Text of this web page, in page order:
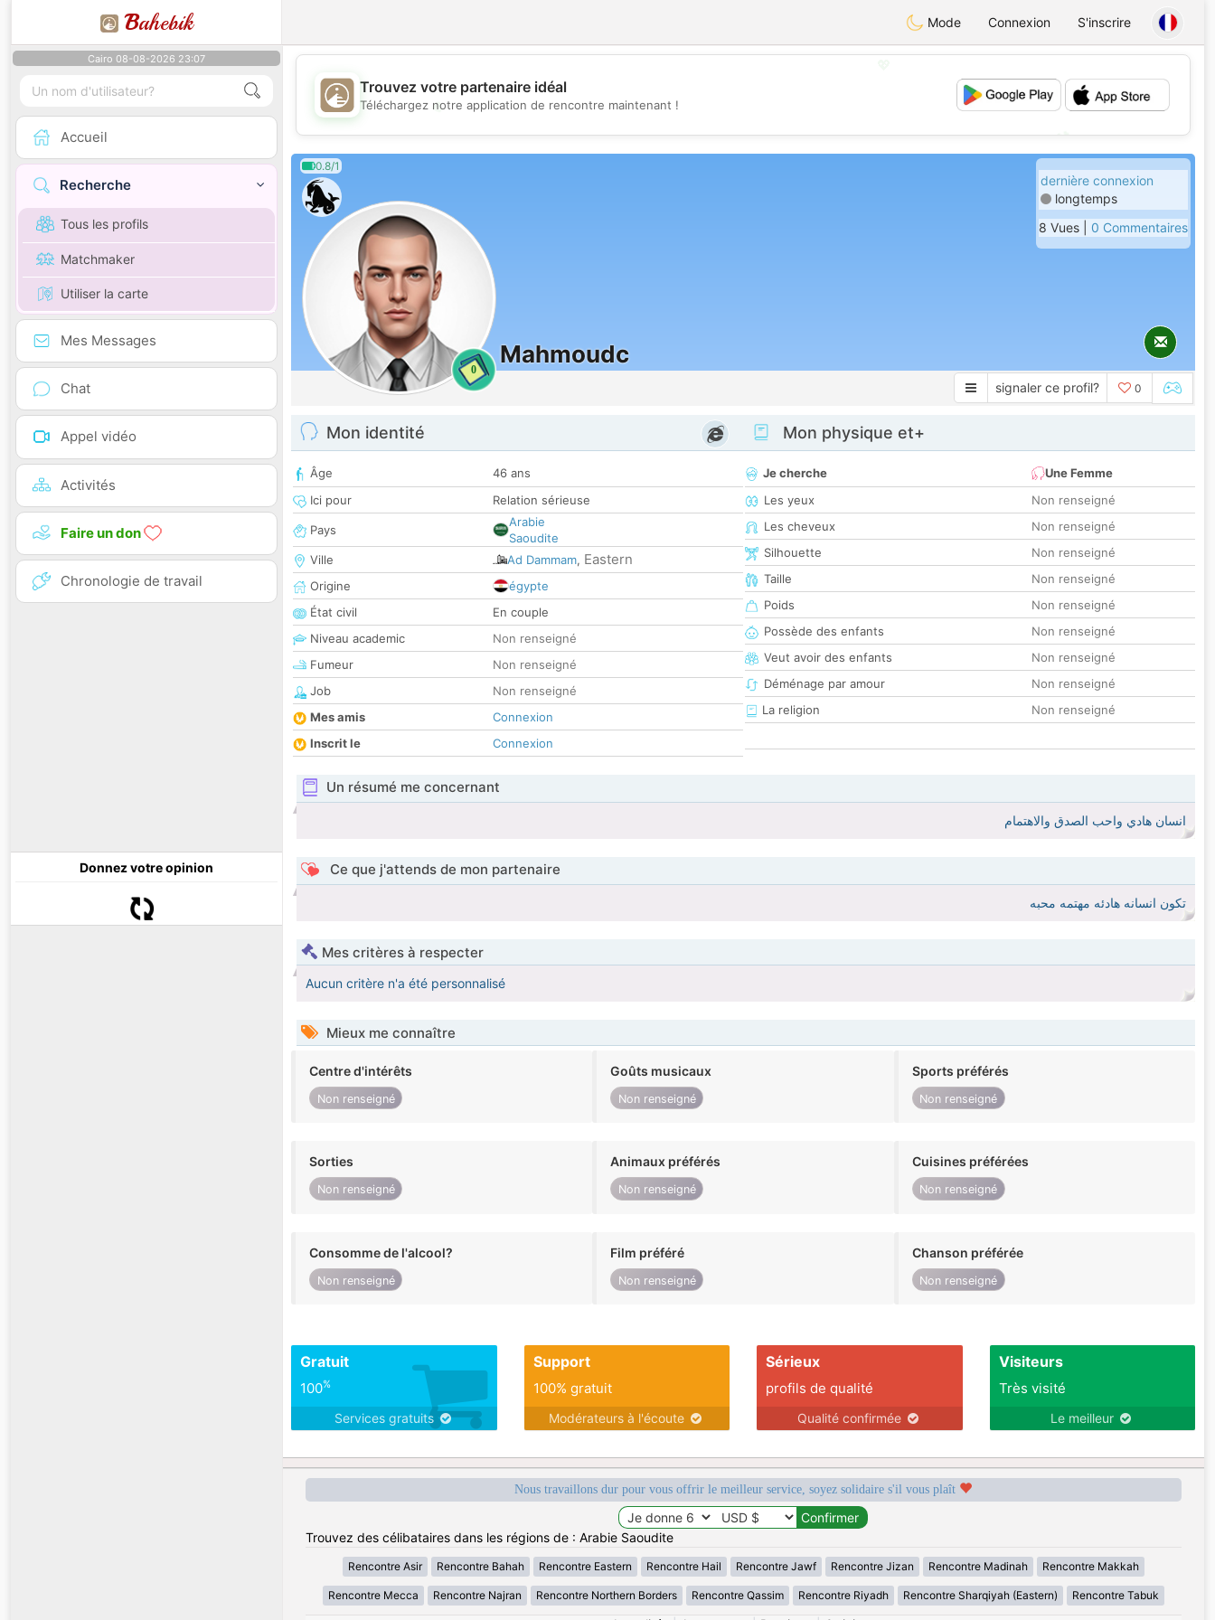
Bahebik Mode Connexion S'inscrire
Cairo 08-08-2026 23:07
Accueil
Recherche
Tous les profils
Matchmaker
Utiliser la carte
Mes Messages
Chat
Appel vidéo
Activités
Faire un don
Chronologie de travail
Donnez votre opinion
💖
💕
Trouvez votre partenaire idéal
Téléchargez notre application de rencontre maintenant !
0.8/1
0
Mahmoudc
dernière connexion
longtemps
8 Vues | 0 Commentaires
signaler ce profil? 0
Mon identité
Âge
46 ans
Ici pour
Relation sérieuse
Pays
Arabie
Saoudite
Ville
Ad Dammam, Eastern
Origine
égypte
État civil
En couple
Niveau academic
Non renseigné
Fumeur
Non renseigné
Job
Non renseigné
Mes amis
Connexion
Inscrit le
Connexion
Mon physique et+
Je cherche
Une Femme
Les yeux
Non renseigné
Les cheveux
Non renseigné
Silhouette
Non renseigné
Taille
Non renseigné
Poids
Non renseigné
Possède des enfants
Non renseigné
Veut avoir des enfants
Non renseigné
Déménage par amour
Non renseigné
La religion
Non renseigné
Un résumé me concernant
انسان هادي واحب الصدق والاهتمام
Ce que j'attends de mon partenaire
تكون انسانه هادئه مهتمه محبه
Mes critères à respecter
Aucun critère n'a été personnalisé
Mieux me connaître
Centre d'intérêts
Non renseigné
Goûts musicaux
Non renseigné
Sports préférés
Non renseigné
Sorties
Non renseigné
Animaux préférés
Non renseigné
Cuisines préférées
Non renseigné
Consomme de l'alcool?
Non renseigné
Film préféré
Non renseigné
Chanson préférée
Non renseigné
Gratuit
100%
Services gratuits
Support
100% gratuit
Modérateurs à l'écoute
Sérieux
profils de qualité
Qualité confirmée
Visiteurs
Très visité
Le meilleur
Nous travaillons dur pour vous offrir le meilleur service, soyez solidaire s'il vous plaît
Trouvez des célibataires dans les régions de : Arabie Saoudite
Rencontre Asir Rencontre Bahah Rencontre Eastern Rencontre Hail Rencontre Jawf Rencontre Jizan Rencontre Madinah Rencontre Makkah
Rencontre Mecca Rencontre Najran Rencontre Northern Borders Rencontre Qassim Rencontre Riyadh Rencontre Sharqiyah (Eastern) Rencontre Tabuk